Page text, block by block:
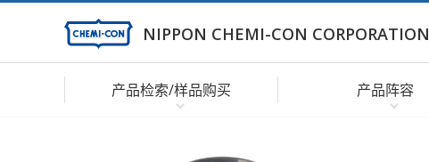
NIPPON CHEMI-CON CORPORATION
产品检索/样品购买 产品阵容